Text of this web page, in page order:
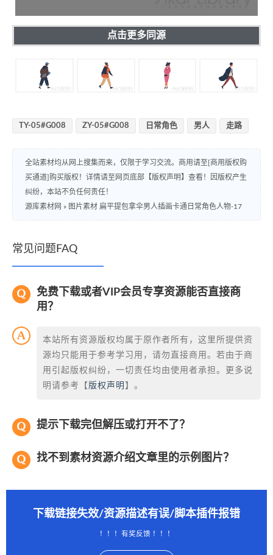
点击更多同源
TY-05#G008 ZY-05#G008 日常角色 男人 走路
全站素材均从网上搜集而来，仅限于学习交流。商用请至[商用版权购
买通道]购买版权！详情请至网页底部【版权声明】查看！因版权产生
纠纷，本站不负任何责任！
源库素材网 » 图片素材 扁平提包拿伞男人插画卡通日常角色人物-17
常见问题FAQ
免费下载或者VIP会员专享资源能否直接商
用？
本站所有资源版权均属于原作者所有，这里所提供资
源均只能用于参考学习用，请勿直接商用。若由于商
用引起版权纠纷，一切责任均由使用者承担。更多说
明请参考【 版权声明 】。
提示下载完但解压或打开不了？
找不到素材资源介绍文章里的示例图片？
下载链接失效/资源描述有误/脚本插件报错
！！！有奖反馈 ！！！